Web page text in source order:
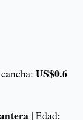
US$0.6
| Edad: